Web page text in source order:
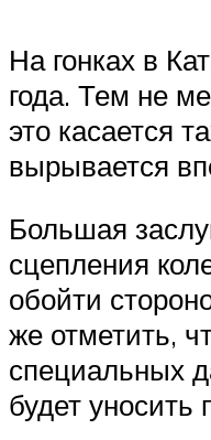
На гонках в
года. Тем не
это касается
вырывается
Большая
сцепления
обойти
же отметить,
специальных
будет уносить